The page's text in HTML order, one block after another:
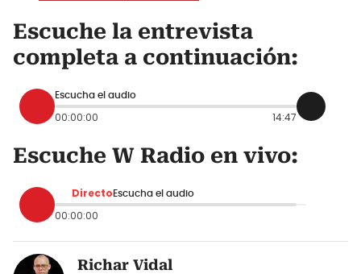
Escuche la entrevista
completa a continuación:
Escucha el audio
00:00:00 14:47
Escuche W Radio en vivo:
Directo Escucha el audio
00:00:00
Richar Vidal